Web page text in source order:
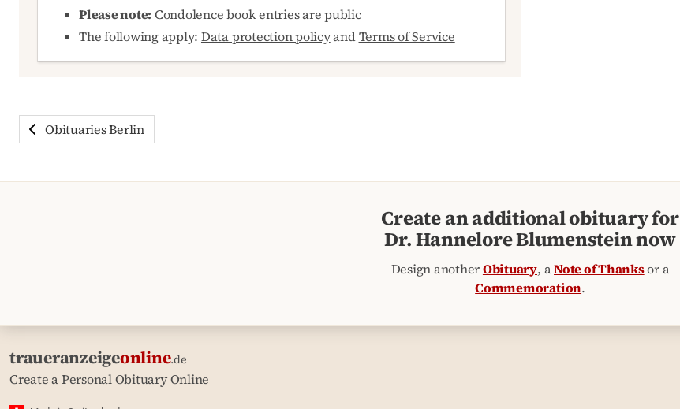
Please note: Condolence book entries are public
The following apply: Data protection policyandTerms of Service
Obituaries Berlin
Create an additional obituary for
Dr. Hannelore Blumenstein now
Design anotherObituary, aNote of Thanksor a
Commemoration.
traueranzeigeonline.de
Create a Personal Obituary Online